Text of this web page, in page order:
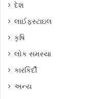
દેશ
લાઈફસ્ટાઇલ
કૃષિ
લોક સમસ્યા
કારકિર્દી
અન્ય